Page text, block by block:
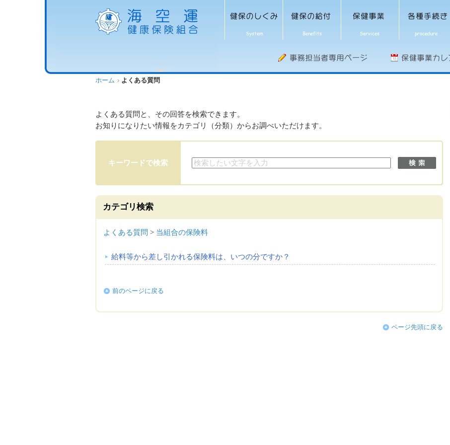
ホーム よくある質問
よくある質問と、その回答を検索できます。
お知りになりたい情報をカテゴリ（分類）からお調べいただけます。
キーワードで検索
カテゴリ検索
よくある質問 > 当組合の保険料
給料等から差し引かれる保険料は、いつの分ですか？
前のページに戻る
ページ先頭に戻る